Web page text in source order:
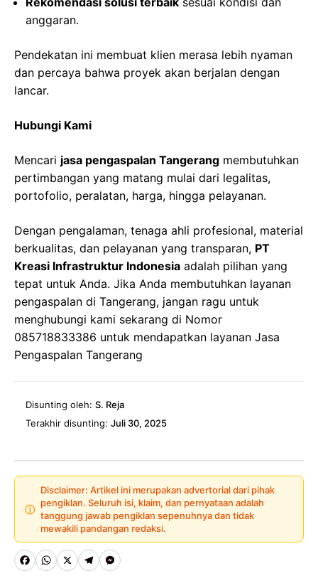
anggaran.
Pendekatan ini membuat klien merasa lebih nyaman
dan percaya bahwa proyek akan berjalan dengan
lancar.
Hubungi Kami
Mencari jasa pengaspalan Tangerang membutuhkan
pertimbangan yang matang mulai dari legalitas,
portofolio, peralatan, harga, hingga pelayanan.
Dengan pengalaman, tenaga ahli profesional, material
berkualitas, dan pelayanan yang transparan, PT
Kreasi Infrastruktur Indonesia adalah pilihan yang
tepat untuk Anda. Jika Anda membutuhkan layanan
pengaspalan di Tangerang, jangan ragu untuk
menghubungi kami sekarang di Nomor
085718833386 untuk mendapatkan layanan Jasa
Pengaspalan Tangerang
Disunting oleh: S. Reja
Terakhir disunting: Juli 30, 2025
ⓘ
Disclaimer: Artikel ini merupakan advertorial dari pihak
pengiklan. Seluruh isi, klaim, dan pernyataan adalah
tanggung jawab pengiklan sepenuhnya dan tidak
mewakili pandangan redaksi.
Fa W
X
Te M